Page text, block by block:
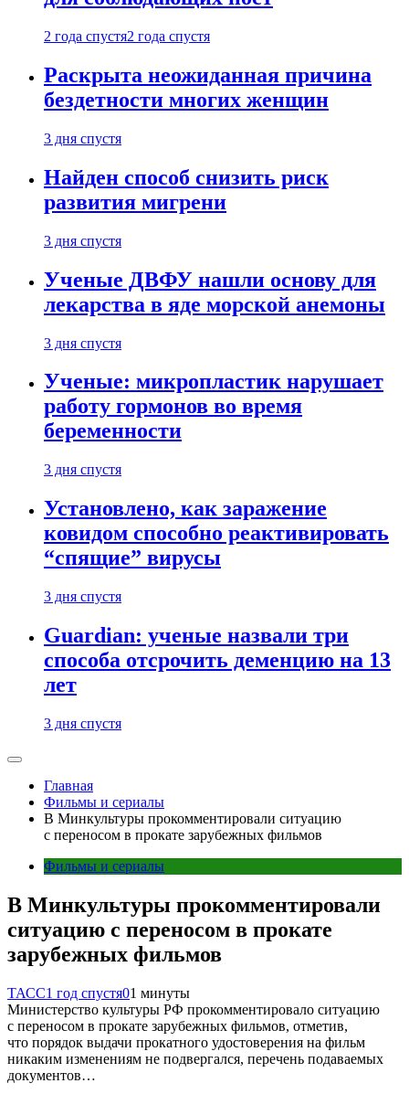
2 года спустя2 года спустя
Раскрыта неожиданная причина
бездетности многих женщин
3 дня спустя
Найден способ снизить риск
развития мигрени
3 дня спустя
Ученые ДВФУ нашли основу для
лекарства в яде морской анемоны
3 дня спустя
Ученые: микропластик нарушает
работу гормонов во время
беременности
3 дня спустя
Установлено, как заражение
ковидом способно реактивировать
“спящие” вирусы
3 дня спустя
Guardian: ученые назвали три
способа отсрочить деменцию на 13
лет
3 дня спустя
Главная
Фильмы и сериалы
В Минкультуры прокомментировали ситуацию
с переносом в прокате зарубежных фильмов
Фильмы и сериалы
В Минкультуры прокомментировали
ситуацию с переносом в прокате
зарубежных фильмов
ТАСС1 год спустя01 минуты
Министерство культуры РФ прокомментировало ситуацию
с переносом в прокате зарубежных фильмов, отметив,
что порядок выдачи прокатного удостоверения на фильм
никаким изменениям не подвергался, перечень подаваемых
документов…